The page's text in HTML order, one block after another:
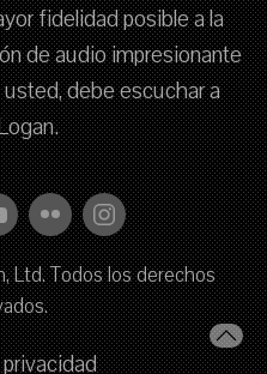
fidelidad posible a la
de audio impresionante
debe escuchar a
Ltd. Todos los derechos